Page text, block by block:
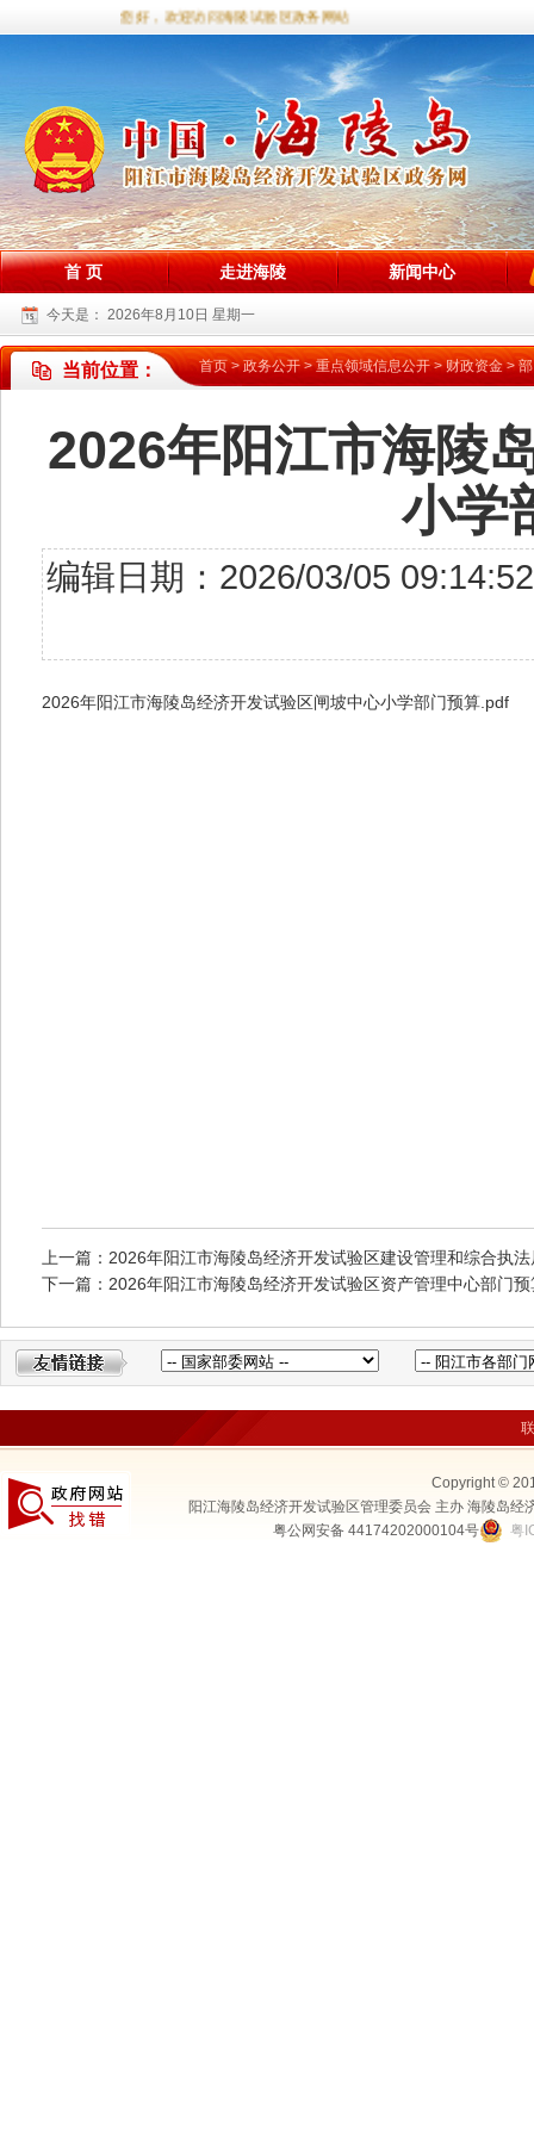
您好，欢迎访问海陵试验区政务网站！
首 页 走进海陵 新闻中心
今天是： 2026年8月10日 星期一
当前位置： 首页>政务公开>重点领域信息公开>财政资金>
2026年阳江市海陵
小学
编辑日期：2026/03/05
2026年阳江市海陵岛经济开发试验区闸坡中心小学部门预算.pdf
上一篇：2026年阳江市海陵岛经济开发试验区建设管理和综合执
下一篇：2026年阳江市海陵岛经济开发试验区资产管理中心部门预
Copyright ©
阳江海陵岛经济开发试验区管理委员会 主办 海陵岛
粤公网安备 44174202000104号
粤